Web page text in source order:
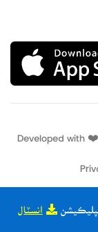
انسٽال
Developed with